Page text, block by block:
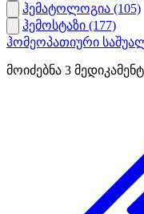
ჰემატოლოგია (105)
ჰემოსტაზი (177)
ჰომეოპათიური
მოიძებნა 3